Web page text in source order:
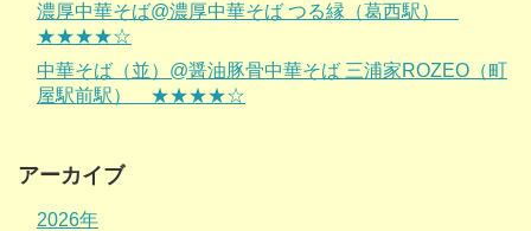
濃厚中華そば@濃厚中華そば つる縁（葛西駅）
★★★★☆
中華そば（並）@醤油豚骨中華そば 三浦家ROZEO（町
屋駅前駅） ★★★★☆
アーカイブ
2026年